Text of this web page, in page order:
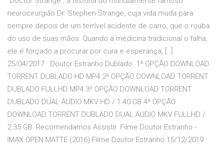
neurocirurgião Dr. Stephen Strange, cuja vida muda para
sempre depois de um terrível acidente de carro, que o rouba
do uso de suas mãos. Quando a medicina tradicional o falha,
ele é forçado a procurar por cura e esperança, […]
25/04/2017 · Doutor Estranho Dublado. 1ª OPÇÃO DOWNLOAD
TORRENT DUBLADO HD MP4 2ª OPÇÃO DOWNLOAD TORRENT
DUBLADO FULLHD MP4 3ª OPÇÃO DOWNLOAD TORRENT
DUBLADO DUAL ÁUDIO MKV HD / 1.40 GB 4ª OPÇÃO
DOWNLOAD TORRENT DUBLADO DUAL ÁUDIO MKV FULLHD /
2.35 GB. Recomendamos Assistir. Filme Doutor Estranho -
IMAX OPEN MATTE (2016) Filme Doutor Estranho 15/12/2019 ·